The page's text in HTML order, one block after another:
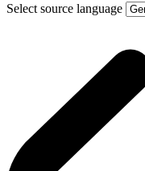
Select source language